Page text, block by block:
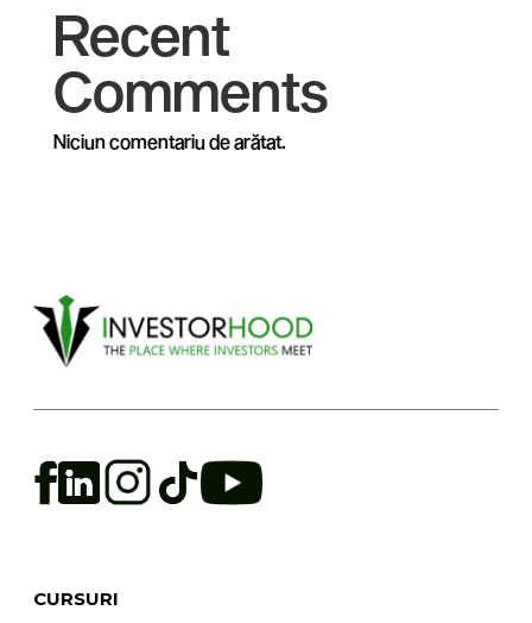
Recent
Comments
Niciun comentariu de arătat.
CURSURI